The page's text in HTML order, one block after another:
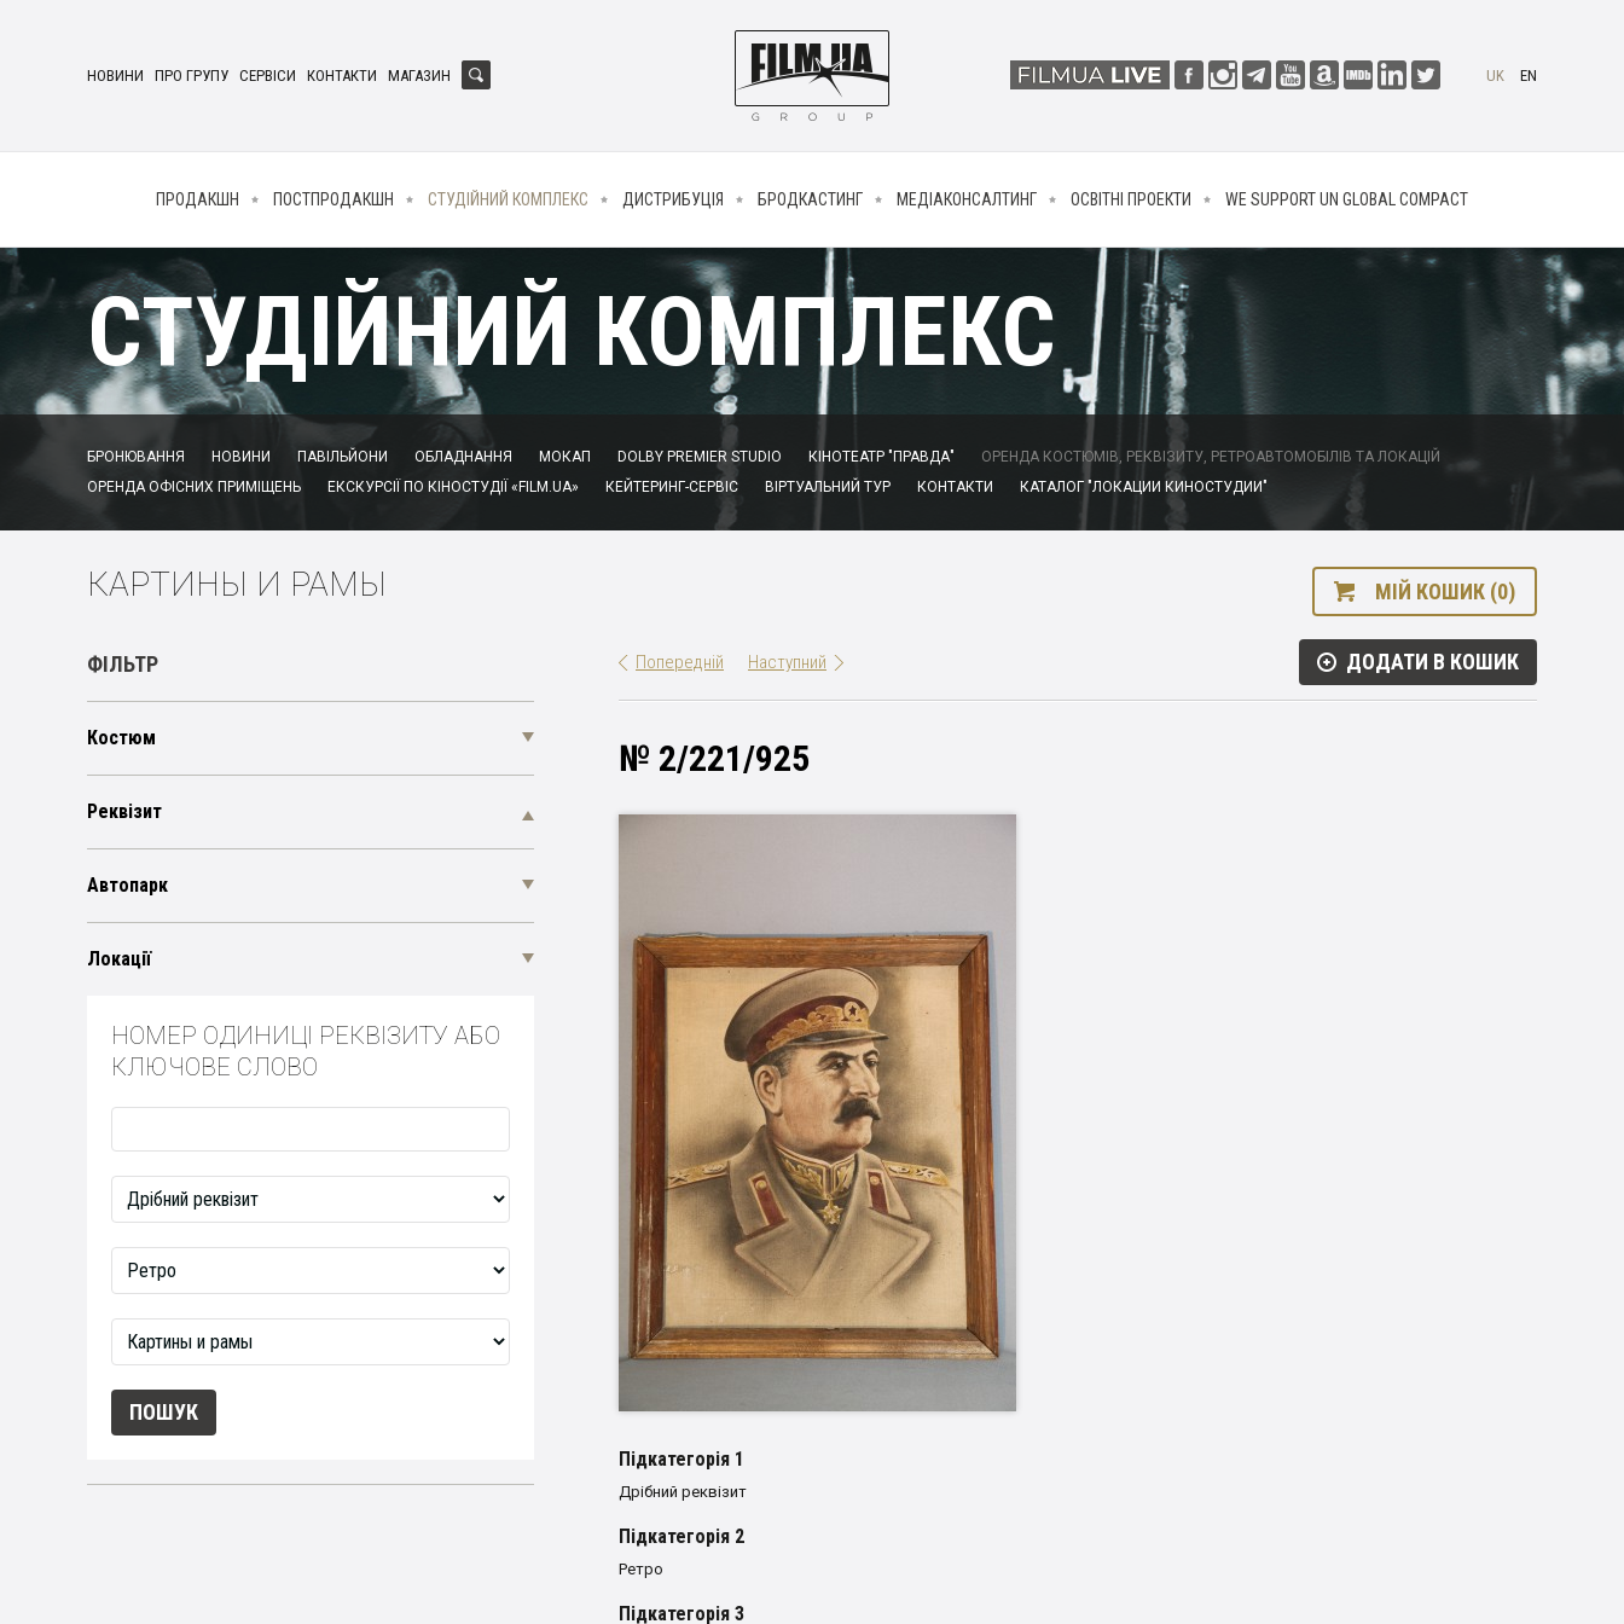
НОВИНИ ПРО ГРУПУ СЕРВІСИ КОНТАКТИ МАГАЗИН UK EN
ПРОДАКШН ПОСТПРОДАКШН СТУДІЙНИЙ КОМПЛЕКС ДИСТРИБУЦІЯ БРОДКАСТИНГ МЕДІАКОНСАЛТИНГ ОСВІТНІ ПРОЕКТИ WE SUPPORT UN GLOBAL COMPACT
СТУДІЙНИЙ КОМПЛЕКС
БРОНЮВАННЯ НОВИНИ ПАВІЛЬЙОНИ ОБЛАДНАННЯ МОКАП DOLBY PREMIER STUDIO КІНОТЕАТР "ПРАВДА"
ОРЕНДА КОСТЮМІВ, РЕКВІЗИТУ, РЕТРОАВТОМОБІЛІВ ТА ЛОКАЦІЙ
ОРЕНДА ОФІСНИХ ПРИМІЩЕНЬ
ЕКСКУРСІЇ ПО КІНОСТУДІЇ «FILM.UA» КЕЙТЕРИНГ-СЕРВІС ВІРТУАЛЬНИЙ ТУР КОНТАКТИ КАТАЛОГ "ЛОКАЦИИ КИНОСТУДИИ"
КАРТИНЫ И РАМЫ МІЙ КОШИК (0)
ФІЛЬТР
Костюм
Реквізит
Автопарк
Локації
НОМЕР ОДИНИЦІ РЕКВІЗИТУ АБО
КЛЮЧОВЕ СЛОВО
Попередній Наступний ДОДАТИ В КОШИК
№ 2/221/925
Пiдкатегорiя 1
Дрібний реквізит
Пiдкатегорiя 2
Ретро
Пiдкатегорiя 3